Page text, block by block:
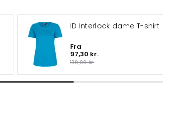
ID Interlock dame T-shirt
Fra
97,30 kr.
139,00 kr.